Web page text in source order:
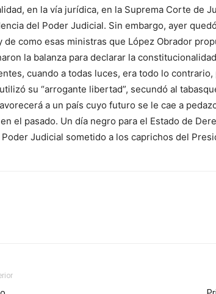
en la vía jurídica, en la Suprema Corte de
del Poder Judicial. Sin embargo, ayer
de como esas ministras que López Obrador
la balanza para declarar la
cuando a todas luces, era todo lo
su “arrogante libertad”, secundó al
a un país cuyo futuro se le cae a
el pasado. Un día negro para el Estado de
Judicial sometido a los caprichos del